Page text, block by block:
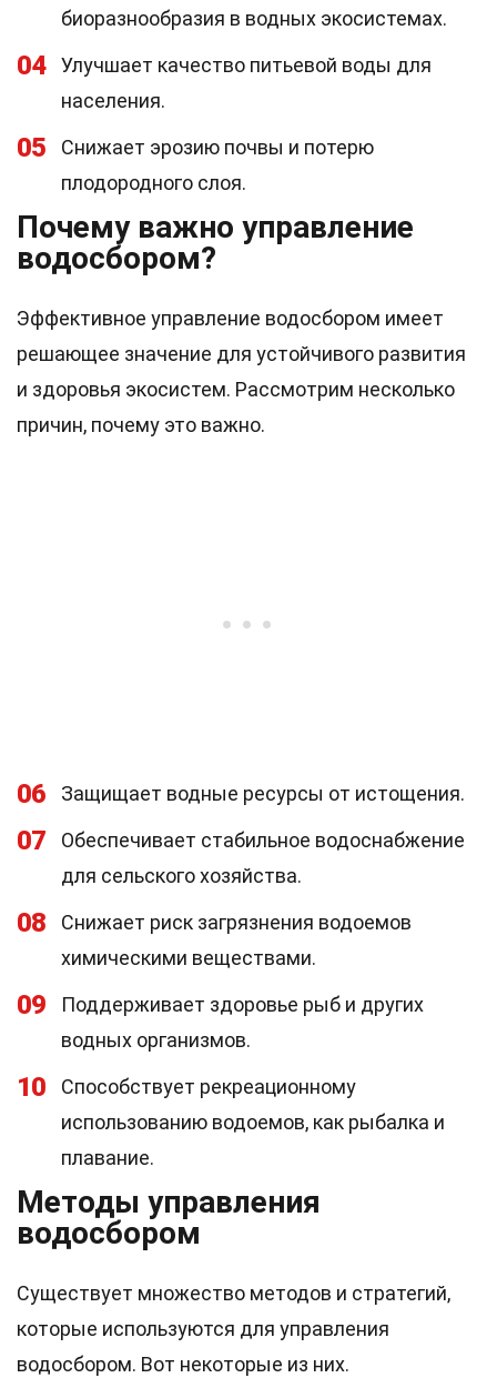
биоразнообразия в водных экосистемах.
04
Улучшает качество питьевой воды для
населения.
05
Снижает эрозию почвы и потерю
плодородного слоя.
Почему важно управление
водосбором?
Эффективное управление водосбором имеет
решающее значение для устойчивого развития
и здоровья экосистем. Рассмотрим несколько
причин, почему это важно.
06 Защищает водные ресурсы от истощения.
07
Обеспечивает стабильное водоснабжение
для сельского хозяйства.
08
Снижает риск загрязнения водоемов
химическими веществами.
09
Поддерживает здоровье рыб и других
водных организмов.
10
Способствует рекреационному
использованию водоемов, как рыбалка и
плавание.
Методы управления
водосбором
Существует множество методов и стратегий,
которые используются для управления
водосбором. Вот некоторые из них.